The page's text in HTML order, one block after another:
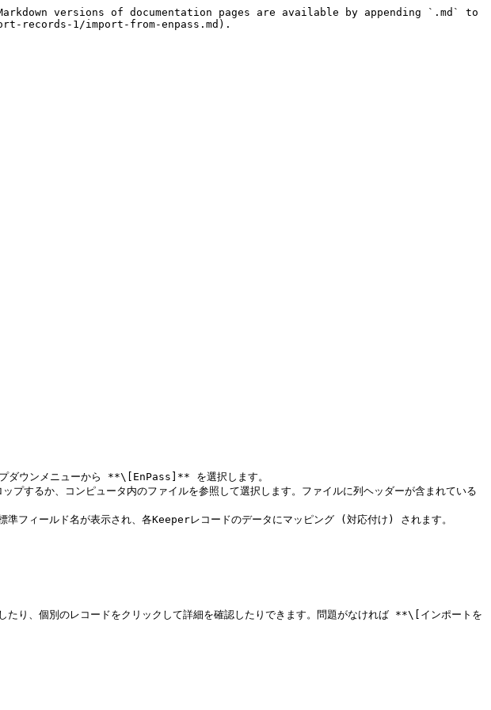
versions of documentation pages are available by appending `.md` to
records-1/import-from-enpass.md).
ウンメニューから **\[EnPass]** を選択します。
るか、コンピュータ内のファイルを参照して選択します。ファイルに列ヘッダーが含まれている
フィールド名が表示され、各Keeperレコードのデータにマッピング (対応付け) されます。
り、個別のレコードをクリックして詳細を確認したりできます。問題がなければ **\[インポートを